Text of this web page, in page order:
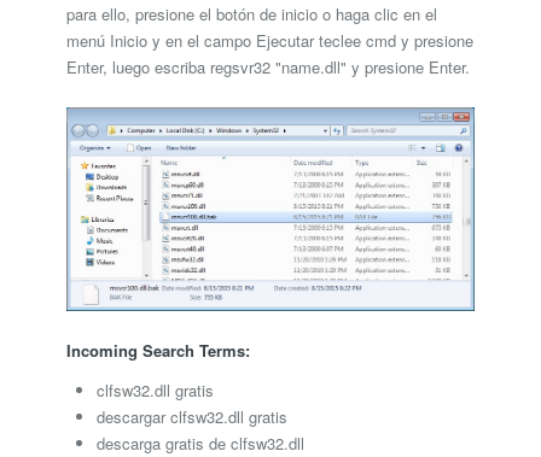
para ello, presione el botón de inicio o haga clic en el
menú Inicio y en el campo Ejecutar teclee cmd y presione
Enter, luego escriba regsvr32 "name.dll" y presione Enter.
Incoming Search Terms:
clfsw32.dll gratis
descargar clfsw32.dll gratis
descarga gratis de clfsw32.dll